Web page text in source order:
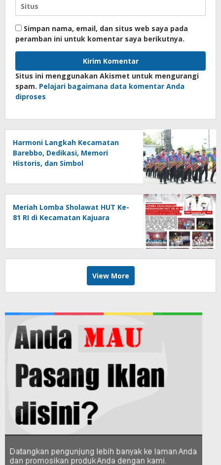
Simpan nama, email, dan situs web saya pada
peramban ini untuk komentar saya berikutnya.
Situs ini menggunakan Akismet untuk mengurangi
spam. Pelajari bagaimana data komentar Anda
diproses
Harmoni Langkah Kecamatan
Barebbo, Dedikasi, Memori
Historis, dan Simbol
Meriah Lomba Sholawat HUT Ke-
81 RI di Kecamatan Kajuara
View More